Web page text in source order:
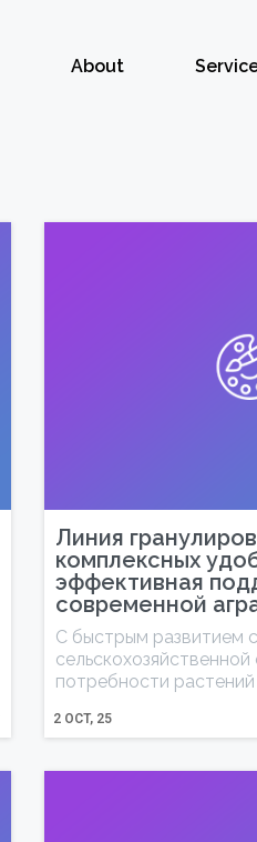
About
Линия
комплексных
эффективная
современной
2 OCT, 25
С быстрым развитием
потребности